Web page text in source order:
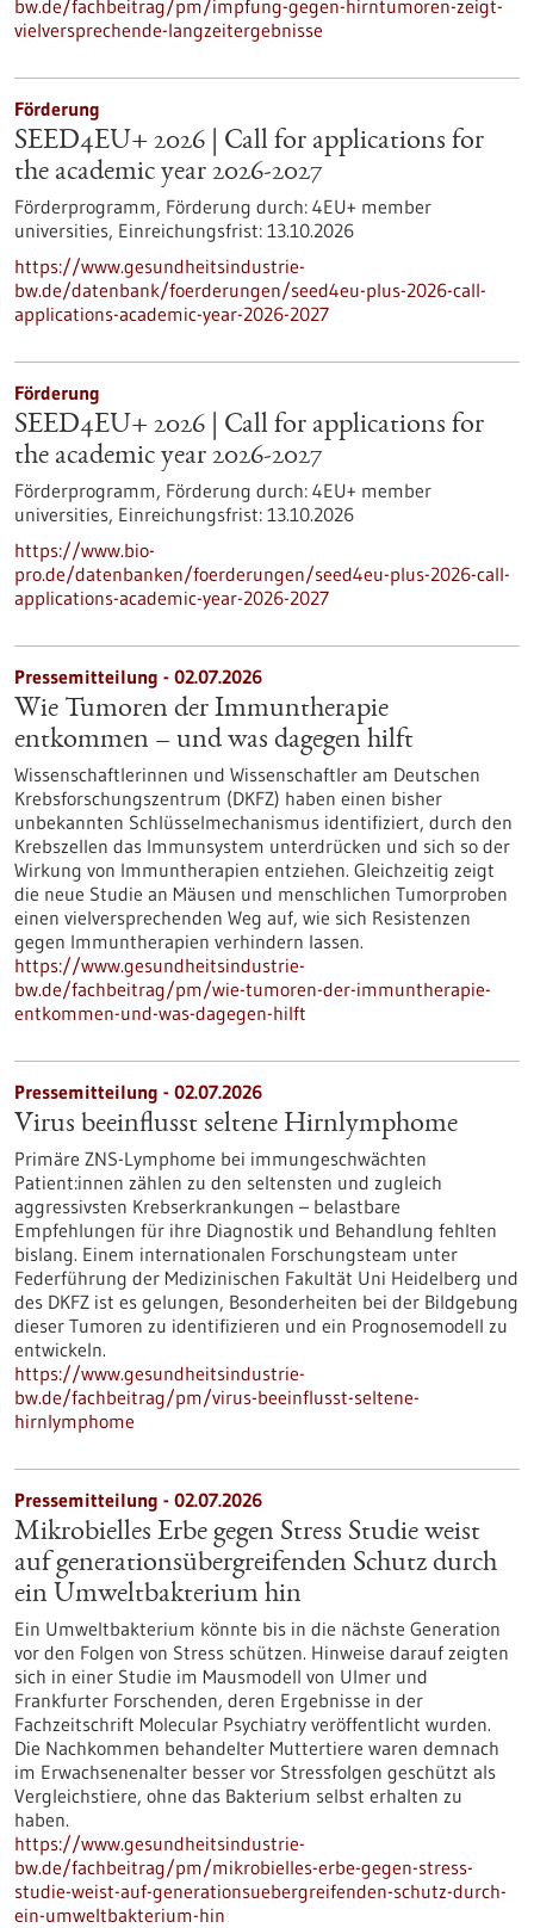
bw.de/fachbeitrag/pm/impfung-gegen-hirntumoren-zeigt-
vielversprechende-langzeitergebnisse
Förderung
SEED4EU+ 2026 | Call for applications for
the academic year 2026-2027
Förderprogramm, Förderung durch: 4EU+ member
universities, Einreichungsfrist: 13.10.2026
https://www.gesundheitsindustrie-
bw.de/datenbank/foerderungen/seed4eu-plus-2026-call-
applications-academic-year-2026-2027
Förderung
SEED4EU+ 2026 | Call for applications for
the academic year 2026-2027
Förderprogramm, Förderung durch: 4EU+ member
universities, Einreichungsfrist: 13.10.2026
https://www.bio-
pro.de/datenbanken/foerderungen/seed4eu-plus-2026-call-
applications-academic-year-2026-2027
Pressemitteilung - 02.07.2026
Wie Tumoren der Immuntherapie
entkommen – und was dagegen hilft
Wissenschaftlerinnen und Wissenschaftler am Deutschen
Krebsforschungszentrum (DKFZ) haben einen bisher
unbekannten Schlüsselmechanismus identifiziert, durch den
Krebszellen das Immunsystem unterdrücken und sich so der
Wirkung von Immuntherapien entziehen. Gleichzeitig zeigt
die neue Studie an Mäusen und menschlichen Tumorproben
einen vielversprechenden Weg auf, wie sich Resistenzen
gegen Immuntherapien verhindern lassen.
https://www.gesundheitsindustrie-
bw.de/fachbeitrag/pm/wie-tumoren-der-immuntherapie-
entkommen-und-was-dagegen-hilft
Pressemitteilung - 02.07.2026
Virus beeinflusst seltene Hirnlymphome
Primäre ZNS-Lymphome bei immungeschwächten
Patient:innen zählen zu den seltensten und zugleich
aggressivsten Krebserkrankungen – belastbare
Empfehlungen für ihre Diagnostik und Behandlung fehlten
bislang. Einem internationalen Forschungsteam unter
Federführung der Medizinischen Fakultät Uni Heidelberg und
des DKFZ ist es gelungen, Besonderheiten bei der Bildgebung
dieser Tumoren zu identifizieren und ein Prognosemodell zu
entwickeln.
https://www.gesundheitsindustrie-
bw.de/fachbeitrag/pm/virus-beeinflusst-seltene-
hirnlymphome
Pressemitteilung - 02.07.2026
Mikrobielles Erbe gegen Stress Studie weist
auf generationsübergreifenden Schutz durch
ein Umweltbakterium hin
Ein Umweltbakterium könnte bis in die nächste Generation
vor den Folgen von Stress schützen. Hinweise darauf zeigten
sich in einer Studie im Mausmodell von Ulmer und
Frankfurter Forschenden, deren Ergebnisse in der
Fachzeitschrift Molecular Psychiatry veröffentlicht wurden.
Die Nachkommen behandelter Muttertiere waren demnach
im Erwachsenenalter besser vor Stressfolgen geschützt als
Vergleichstiere, ohne das Bakterium selbst erhalten zu
haben.
https://www.gesundheitsindustrie-
bw.de/fachbeitrag/pm/mikrobielles-erbe-gegen-stress-
studie-weist-auf-generationsuebergreifenden-schutz-durch-
ein-umweltbakterium-hin